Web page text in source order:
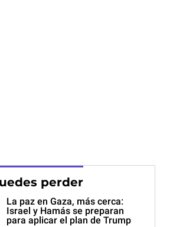
perder
La paz en Gaza, más cerca:
Israel y Hamás se preparan
para aplicar el plan de Trump